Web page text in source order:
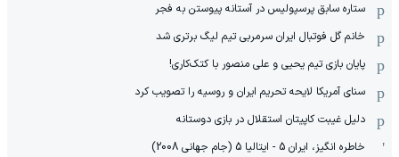
ستاره سابق پرسپولیس در آستانه پیوستن به فجر
خانم گل فوتبال ایران سرمربی تیم لیگ برتری شد
پایان بازی تیم یحیی و علی منصور با کتک‌کاری!
سنای آمریکا لایحه تحریم ایران و روسیه را تصویب کرد
دلیل غیبت کاپیتان استقلال در بازی دوستانه
خاطره انگیز، ایران 5 - ایتالیا 5 (جام جهانی 2008)